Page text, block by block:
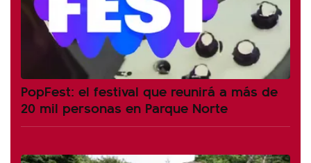
PopFest: el festival que reunirá a más de
20 mil personas en Parque Norte